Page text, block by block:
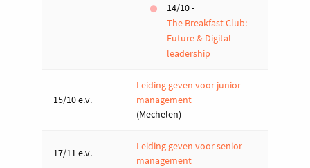
14/10 -
The Breakfast Club:
Future & Digital
leadership
15/10 e.v.
Leiding geven voor junior
management
(Mechelen)
17/11 e.v.
Leiding geven voor senior
management